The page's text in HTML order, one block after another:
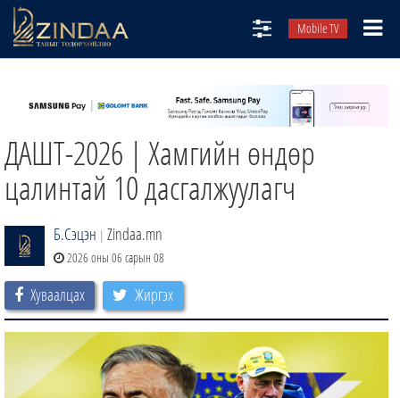
Mobile TV
ТВ8
ӨГЛӨӨНИЙ СОНИН
АУДИО ЗОХИОЛ
ЗИНДАА СЭТГҮҮЛ
ДАШТ-2026 | Хамгийн өндөр
цалинтай 10 дасгалжуулагч
Б.Сэцэн | Zindaa.mn
2026 оны 06 сарын 08
Хуваалцах Жиргэх